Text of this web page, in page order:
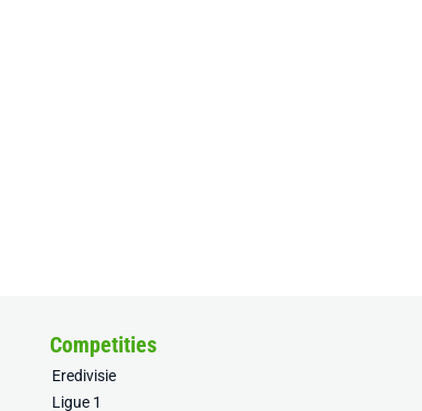
Competities
Eredivisie
Ligue 1